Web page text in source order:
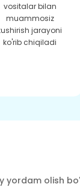
vositalar bilan
muammosiz
jarayoni
ko'rib chiqiladi
olish